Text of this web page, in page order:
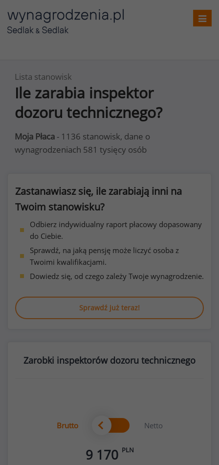
Lista stanowisk
Ile zarabia inspektor
dozoru technicznego?
Moja Płaca - 1136 stanowisk, dane o
wynagrodzeniach 581 tysięcy osób
Zastanawiasz się, ile zarabiają inni na
Twoim stanowisku?
Odbierz indywidualny raport płacowy dopasowany
do Ciebie.
Sprawdź, na jaką pensję może liczyć osoba z
Twoimi kwalifikacjami.
Dowiedz się, od czego zależy Twoje wynagrodzenie.
Sprawdź już teraz!
Zarobki inspektorów dozoru technicznego
Brutto Netto
9 170 PLN